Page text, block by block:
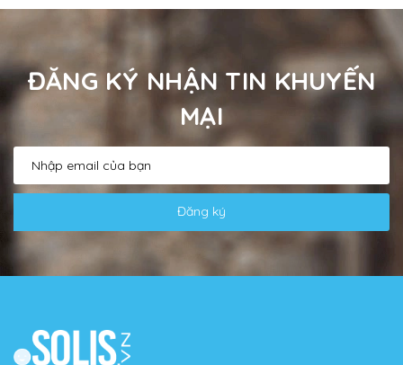
ĐĂNG KÝ NHẬN TIN KHUYẾN
MẠI
Đăng ký